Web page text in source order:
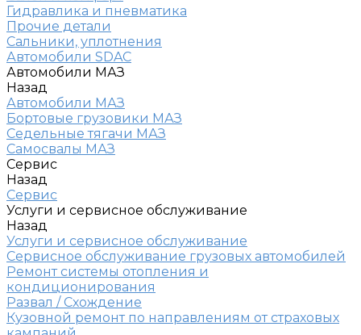
Гидравлика и пневматика
Прочие детали
Сальники, уплотнения
Автомобили SDAC
Автомобили МАЗ
Назад
Автомобили МАЗ
Бортовые грузовики МАЗ
Седельные тягачи МАЗ
Самосвалы МАЗ
Сервис
Назад
Сервис
Услуги и сервисное обслуживание
Назад
Услуги и сервисное обслуживание
Сервисное обслуживание грузовых автомобилей
Ремонт системы отопления и
кондиционирования
Развал / Схождение
Кузовной ремонт по направлениям от страховых